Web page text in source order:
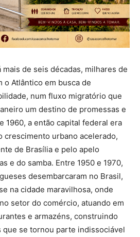
mais de seis décadas, milhares de
o Atlântico em busca de
num fluxo migratório que
um destino de promessas e
1960, a então capital federal era
crescimento urbano acelerado,
de Brasília e pelo apelo
e do samba. Entre 1950 e 1970,
desembarcaram no Brasil,
na cidade maravilhosa, onde
setor do comércio, atuando em
e armazéns, construindo
que se tornou parte indissociável